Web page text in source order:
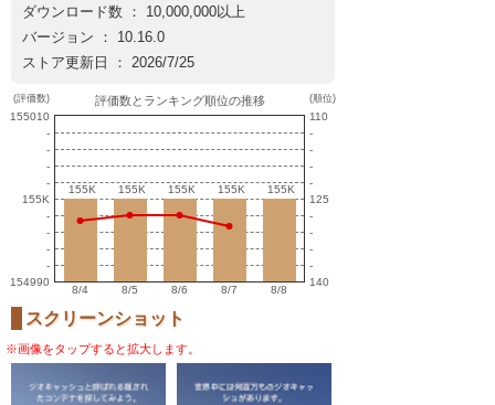
ダウンロード数 ： 10,000,000以上
バージョン ： 10.16.0
ストア更新日 ： 2026/7/25
(評価数)
155010
-
-
-
-
155K
-
-
-
-
154990
評価数とランキング順位の推移
155K
155K 155K
155K 155K
155K 155K
155K 155K
155K
8/4 8/5 8/6 8/7 8/8
(順位)
110
-
-
-
-
125
-
-
-
-
140
スクリーンショット
※画像をタップすると拡大します。